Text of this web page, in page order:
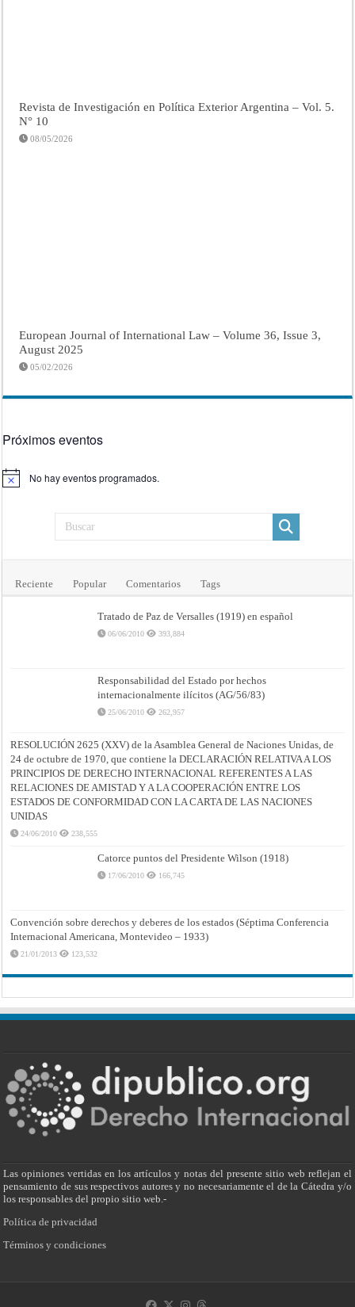
Revista de Investigación en Política Exterior Argentina – Vol. 5.
N° 10
08/05/2026
European Journal of International Law – Volume 36, Issue 3,
August 2025
05/02/2026
Próximos eventos
Aviso No hay eventos programados.
Reciente Popular Comentarios Tags
Tratado de Paz de Versalles (1919) en español
06/06/2010 393,884
Responsabilidad del Estado por hechos
internacionalmente ilícitos (AG/56/83)
25/06/2010 262,957
RESOLUCIÓN 2625 (XXV) de la Asamblea General de Naciones Unidas, de
24 de octubre de 1970, que contiene la DECLARACIÓN RELATIVA A LOS
PRINCIPIOS DE DERECHO INTERNACIONAL REFERENTES A LAS
RELACIONES DE AMISTAD Y A LA COOPERACIÓN ENTRE LOS
ESTADOS DE CONFORMIDAD CON LA CARTA DE LAS NACIONES
UNIDAS
24/06/2010 238,555
Catorce puntos del Presidente Wilson (1918)
17/06/2010 166,745
Convención sobre derechos y deberes de los estados (Séptima Conferencia
Internacional Americana, Montevideo – 1933)
21/01/2013 123,532
Las opiniones vertidas en los artículos y notas del presente sitio web reflejan el
pensamiento de sus respectivos autores y no necesariamente el de la Cátedra y/o
los responsables del propio sitio web.-
Política de privacidad
Términos y condiciones